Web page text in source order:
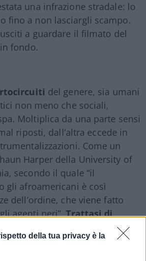
rispetto della tua privacy è la
una infrazione stradale: lo
fino a non lasciargli scampo.
a guardare il filmato del
fondo.
del genere, sia umani
non meno che sociali,
Moltiplica da una parte sensi
riposti, dall’altra eccede in
Come un
Harper della University of
secondo il quale “il
gli afroamericani è così
dell’ordine, che viene fatto
agenti neri”.Trattasi di
, del genere Dem o
non sa dove appendere i